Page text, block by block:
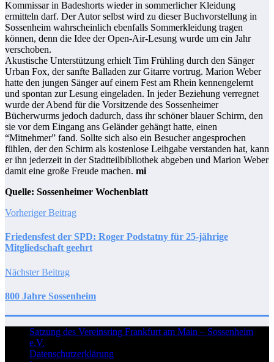
Kommissar in Badeshorts wieder in sommerlicher Kleidung
ermitteln darf. Der Autor selbst wird zu dieser Buchvorstellung in
Sossenheim wahrscheinlich ebenfalls Sommerkleidung tragen
können, denn die Idee der Open-Air-Lesung wurde um ein Jahr
verschoben.
Akustische Unterstützung erhielt Tim Frühling durch den Sänger
Urban Fox, der sanfte Balladen zur Gitarre vortrug. Marion Weber
hatte den jungen Sänger auf einem Fest am Rhein kennengelernt
und spontan zur Lesung eingeladen. In jeder Beziehung verregnet
wurde der Abend für die Vorsitzende des Sossenheimer
Bücherwurms jedoch dadurch, dass ihr schöner blauer Schirm, den
sie vor dem Eingang ans Geländer gehängt hatte, einen
“Mitnehmer” fand. Sollte sich also ein Besucher angesprochen
fühlen, der den Schirm als kostenlose Leihgabe verstanden hat, kann
er ihn jederzeit in der Stadtteilbibliothek abgeben und Marion Weber
damit eine große Freude machen. mi
Quelle: Sossenheimer Wochenblatt
Vorheriger Beitrag
Friedensfest der SPD: Roger Podstatny für 25-jährige
Mitgliedschaft geehrt
Nächster Beitrag
800 Jahre Sossenheim
Satzung des Vereinsring Frankfurt am Main – Sossenheim
e.V.
Datenschutzerklärung